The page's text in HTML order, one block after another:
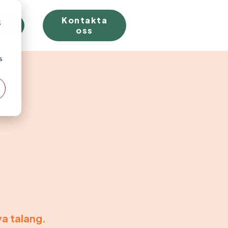
Kontakta
oss
talang.